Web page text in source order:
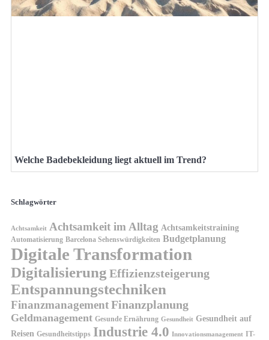
Welche Badebekleidung liegt aktuell im Trend?
Schlagwörter
Achtsamkeit Achtsamkeit im Alltag Achtsamkeitstraining
Automatisierung Barcelona Sehenswürdigkeiten Budgetplanung
Digitale Transformation
Digitalisierung Effizienzsteigerung
Entspannungstechniken
FinanzmanagementFinanzplanung
Geldmanagement Gesunde Ernährung Gesundheit Gesundheit auf
Reisen Gesundheitstipps Industrie 4.0 Innovationsmanagement IT-